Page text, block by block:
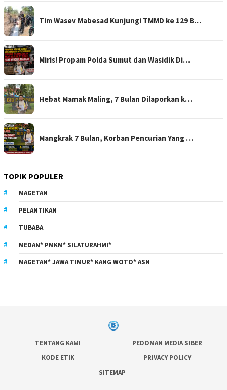
Tim Wasev Mabesad Kunjungi TMMD ke 129 B…
Miris! Propam Polda Sumut dan Wasidik Di…
Hebat Mamak Maling, 7 Bulan Dilaporkan k…
Mangkrak 7 Bulan, Korban Pencurian Yang …
TOPIK POPULER
MAGETAN
PELANTIKAN
TUBABA
MEDAN* PMKM* SILATURAHMI*
MAGETAN* JAWA TIMUR* KANG WOTO* ASN
TENTANG KAMI
PEDOMAN MEDIA SIBER
KODE ETIK
PRIVACY POLICY
SITEMAP